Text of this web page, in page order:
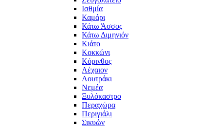
Ισθμία
Καμάρι
Κάτω Άσσος
Κάτω Διμηνιόν
Κιάτο
Κοκκώνι
Κόρινθος
Λέχαιον
Λουτράκι
Νεμέα
Ξυλόκαστρο
Περαχώρα
Περιγιάλι
Σικυών